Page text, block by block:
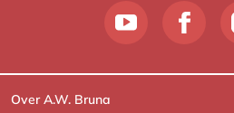
Over A.W. Bruna